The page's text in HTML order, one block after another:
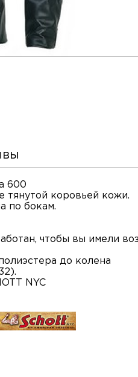
600
тянутой коровьей кожи.
по бокам.
чтобы вы имели
до колена
NYC